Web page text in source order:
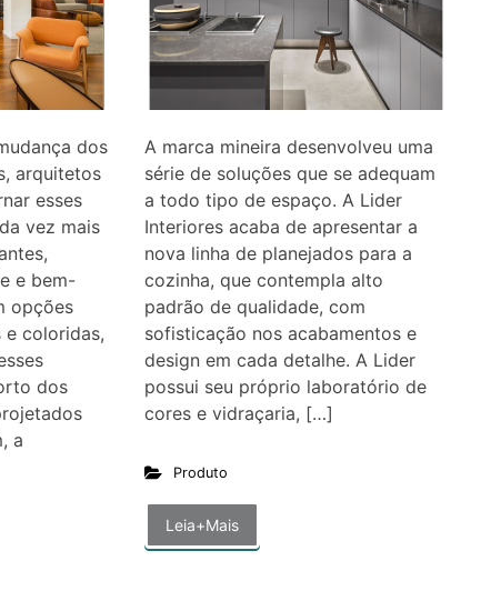
dos
arquitetos
esses
vez mais
e bem-
opções
e coloridas,
dos
a
A marca mineira desenvolveu uma
série de soluções que se adequam
a todo tipo de espaço. A Lider
Interiores acaba de apresentar a
nova linha de planejados para a
cozinha, que contempla alto
padrão de qualidade, com
sofisticação nos acabamentos e
design em cada detalhe. A Lider
possui seu próprio laboratório de
cores e vidraçaria, […]
Produto
Leia+Mais